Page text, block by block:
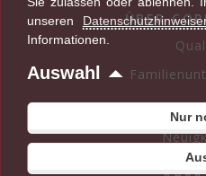
ÜBER
unseren
Informationen.
Auswahl
Nur